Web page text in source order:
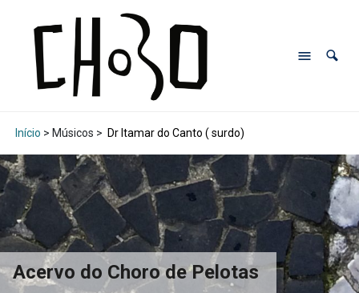
Início > Músicos > Dr Itamar do Canto ( surdo)
Acervo do Choro de Pelotas